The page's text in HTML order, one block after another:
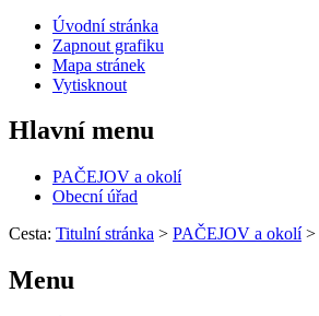
Úvodní stránka
Zapnout grafiku
Mapa stránek
Vytisknout
Hlavní menu
PAČEJOV a okolí
Obecní úřad
Cesta: Titulní stránka > PAČEJOV a okolí>
Menu